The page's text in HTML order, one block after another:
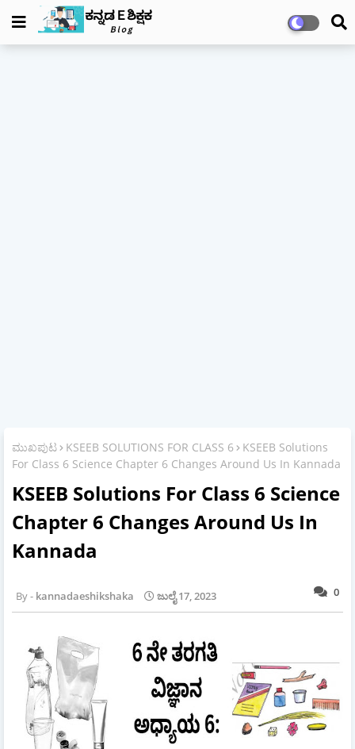
ಮುಖಪುಟ KSEEB SOLUTIONS FOR CLASS 6
KSEEB Solutions
For Class 6 Science Chapter 6 Changes Around Us In Kannada
KSEEB Solutions For Class 6 Science
Chapter 6 Changes Around Us In
Kannada
0
kannadaeshikshaka ಜುಲೈ 17, 2023